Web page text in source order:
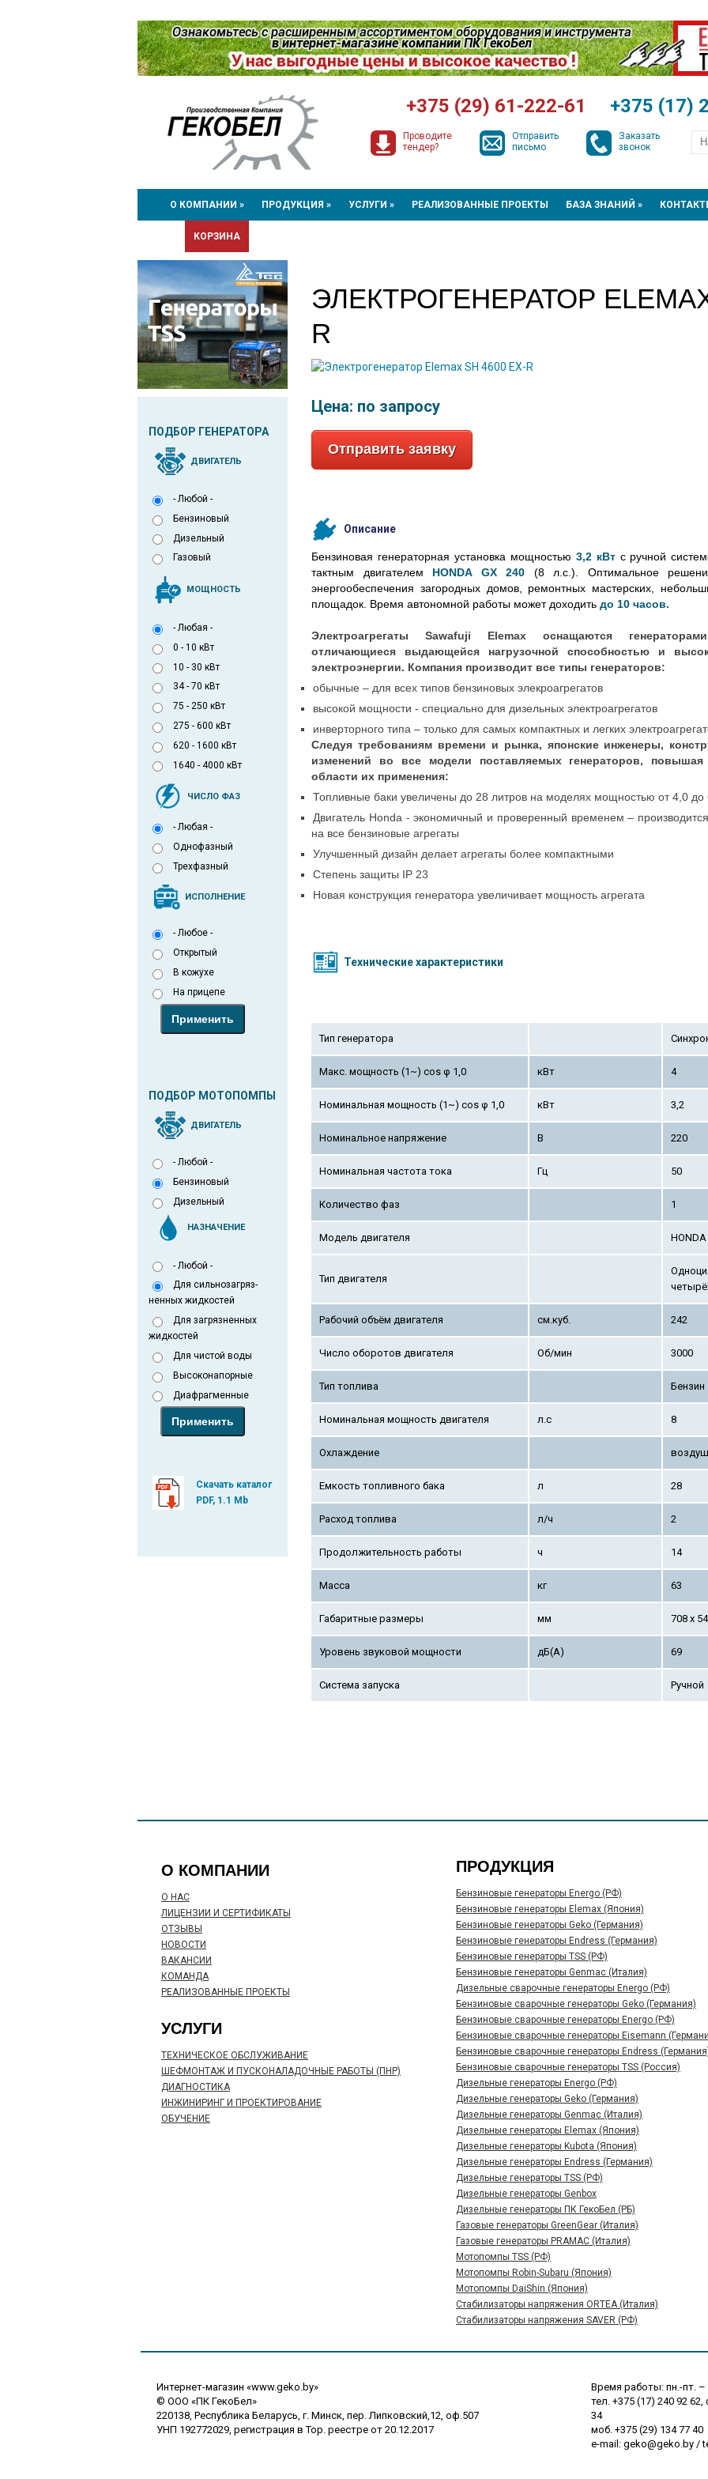
+375 (29) 61-222-61 +375 (17)
Проводите
тендер?
Отправить
письмо
Заказать
звонок
О КОМПАНИИ » ПРОДУКЦИЯ » УСЛУГИ » РЕАЛИЗОВАННЫЕ ПРОЕКТЫ БАЗА ЗНАНИЙ »
КОРЗИНА
ПОДБОР ГЕНЕРАТОРА
ДВИГАТЕЛЬ
- Любой -
Бензиновый
Дизельный
Газовый
МОЩНОСТЬ
- Любая -
0 - 10 кВт
10 - 30 кВт
34 - 70 кВт
75 - 250 кВт
275 - 600 кВт
620 - 1600 кВт
1640 - 4000 кВт
ЧИСЛО ФАЗ
- Любая -
Однофазный
Трехфазный
ИСПОЛНЕНИЕ
- Любое -
Открытый
В кожухе
На прицепе
ПОДБОР МОТОПОМПЫ
ДВИГАТЕЛЬ
- Любой -
Бензиновый
Дизельный
НАЗНАЧЕНИЕ
- Любой -
Для сильнозагряз-
ненных жидкостей
Для загрязненных
жидкостей
Для чистой воды
Высоконапорные
Диафрагменные
Скачать каталог
PDF, 1.1 Mb
ЭЛЕКТРОГЕНЕРАТОР
R
Цена: по запросу
Отправить заявку
Описание
Бензиновая генераторная установка мощностью 3,2 кВтс ручной
тактным двигателем HONDA GX 240 (8 л.с.). Оптимальное
энергообеспечения загородных домов, ремонтных мастерских,
площадок. Время автономной работы может доходить до 10 часов.
Электроагрегаты Sawafuji Elemax оснащаются
отличающиеся выдающейся нагрузочной способностью и
электроэнергии. Компания производит все типы генераторов:
обычные – для всех типов бензиновых элекроагрегатов
высокой мощности - специально для дизельных электроагрегатов
инверторного типа – только для самых компактных и легких
Cледуя требованиям времени и рынка, японские инженеры,
изменений во все модели поставляемых генераторов,
области их применения:
Топливные баки увеличены до 28 литров на моделях мощностью от 4,0 до
Двигатель Honda - экономичный и проверенный временем –
на все бензиновые агрегаты
Улучшенный дизайн делает агрегаты более компактными
Cтепень защиты IP 23
Новая конструкция генератора увеличивает мощность агрегата
Технические характеристики
Тип генератора
Макс. мощность (1~) cos φ 1,0 кВт 4
Номинальная мощность (1~) cos φ 1,0 кВт 3,2
Номинальное напряжение В 220
Номинальная частота тока Гц 50
Количество фаз 1
Модель двигателя HONDA
Тип двигателя
Рабочий объём двигателя см.куб. 242
Число оборотов двигателя Об/мин 3000
Тип топлива Бензин
Номинальная мощность двигателя л.с 8
Охлаждение
Емкость топливного бака л 28
Расход топлива л/ч 2
Продолжительность работы ч 14
Масса кг 63
Габаритные размеры мм 708 x
Уровень звуковой мощности дБ(А) 69
Система запуска Ручной
О КОМПАНИИ
О НАС
ЛИЦЕНЗИИ И СЕРТИФИКАТЫ
ОТЗЫВЫ
НОВОСТИ
ВАКАНСИИ
КОМАНДА
РЕАЛИЗОВАННЫЕ ПРОЕКТЫ
УСЛУГИ
ТЕХНИЧЕСКОЕ ОБСЛУЖИВАНИЕ
ШЕФМОНТАЖ И ПУСКОНАЛАДОЧНЫЕ РАБОТЫ (ПНР)
ДИАГНОСТИКА
ИНЖИНИРИНГ И ПРОЕКТИРОВАНИЕ
ОБУЧЕНИЕ
ПРОДУКЦИЯ
Бензиновые генераторы Energo (РФ)
Бензиновые генераторы Elemax (Япония)
Бензиновые генераторы Geko (Германия)
Бензиновые генераторы Endress (Германия)
Бензиновые генераторы TSS (РФ)
Бензиновые генераторы Genmac (Италия)
Дизельные сварочные генераторы Energo (РФ)
Бензиновые сварочные генераторы Geko (Германия)
Бензиновые сварочные генераторы Energo (РФ)
Бензиновые сварочные генераторы Eisemann
Бензиновые сварочные генераторы Endress
Бензиновые сварочные генераторы TSS (Россия)
Дизельные генераторы Energo (РФ)
Дизельные генераторы Geko (Германия)
Дизельные генераторы Genmac (Италия)
Дизельные генераторы Elemax (Япония)
Дизельные генераторы Kubota (Япония)
Дизельные генераторы Endress (Германия)
Дизельные генераторы TSS (РФ)
Дизельные генераторы Genbox
Дизельные генераторы ПК ГекоБел (РБ)
Газовые генераторы GreenGear (Италия)
Газовые генераторы PRAMAC (Италия)
Мотопомпы TSS (РФ)
Мотопомпы Robin-Subaru (Япония)
Мотопомпы DaiShin (Япония)
Стабилизаторы напряжения ORTEA (Италия)
Стабилизаторы напряжения SAVER (РФ)
Интернет-магазин «www.geko.by»
© ООО «ПК ГекоБел»
220138, Республика Беларусь, г. Минск, пер. Липковский,12, оф.507
УНП 192772029, регистрация в Тор. реестре от 20.12.2017
Время работы: пн.-пт. –
тел. +375 (17) 240 92
34
моб. +375 (29) 134 77 40
e-mail: geko@geko.by /